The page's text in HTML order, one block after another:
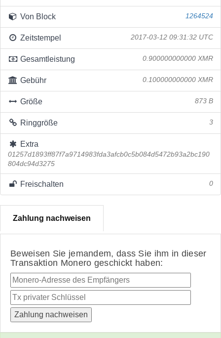
Von Block 1264524
Zeitstempel 2017-03-12 09:31:32 UTC
Gesamtleistung 0.900000000000 XMR
Gebühr 0.100000000000 XMR
Größe 873 B
Ringgröße 3
Extra
01257d1893ff87f7a9714983fda3afcb0c5b084d5472b93a2bc190
804dc94d3275
Freischalten 0
Zahlung nachweisen
Beweisen Sie jemandem, dass Sie ihm in dieser
Transaktion Monero geschickt haben: